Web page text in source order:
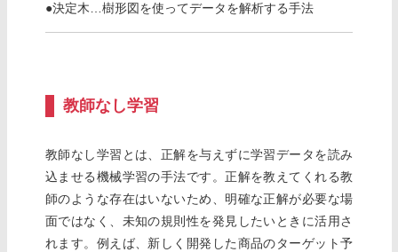
●決定木…樹形図を使ってデータを解析する手法
教師なし学習
教師なし学習とは、正解を与えずに学習データを読み
込ませる機械学習の手法です。正解を教えてくれる教
師のような存在はいないため、明確な正解が必要な場
面ではなく、未知の規則性を発見したいときに活用さ
れます。例えば、新しく開発した商品のターゲット予